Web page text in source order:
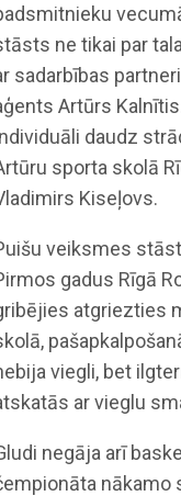
ne tikai par
sadarbības
Artūrs
daudz
sporta skolā
Kiseļovs.
veiksmes
gadus Rīgā
atgriezties
viegli, bet
ar vieglu
negāja arī
nākamo